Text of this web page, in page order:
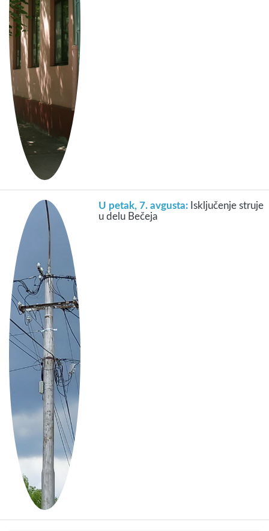
U petak, 7. avgusta: Isključenje struje
u delu Bečeja